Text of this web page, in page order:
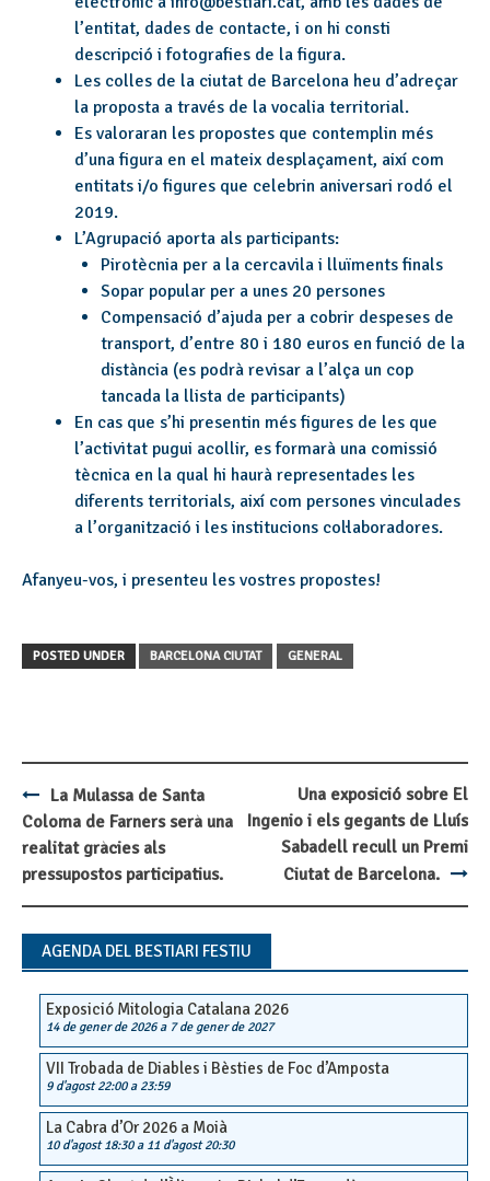
l’entitat, dades de contacte, i on hi consti
descripció i fotografies de la figura.
Les colles de la ciutat de Barcelona heu d’adreçar
la proposta a través de la vocalia territorial.
Es valoraran les propostes que contemplin més
d’una figura en el mateix desplaçament, així com
entitats i/o figures que celebrin aniversari rodó el
2019.
L’Agrupació aporta als participants:
Pirotècnia per a la cercavila i lluïments finals
Sopar popular per a unes 20 persones
Compensació d’ajuda per a cobrir despeses de
transport, d’entre 80 i 180 euros en funció de la
distància (es podrà revisar a l’alça un cop
tancada la llista de participants)
En cas que s’hi presentin més figures de les que
l’activitat pugui acollir, es formarà una comissió
tècnica en la qual hi haurà representades les
diferents territorials, així com persones vinculades
a l’organització i les institucions col·laboradores.
Afanyeu-vos, i presenteu les vostres propostes!
POSTED UNDER BARCELONA CIUTAT GENERAL
Post
navigation
La Mulassa de Santa
Coloma de Farners serà una
realitat gràcies als
pressupostos participatius.
Una exposició sobre El
Ingenio i els gegants de Lluís
Sabadell recull un Premi
Ciutat de Barcelona.
AGENDA DEL BESTIARI FESTIU
Exposició Mitologia Catalana 2026
14 de gener de 2026a 7 de gener de 2027
VII Trobada de Diables i Bèsties de Foc d’Amposta
9 d'agost 22:00a 23:59
La Cabra d’Or 2026 a Moià
10 d'agost 18:30a 11 d'agost 20:30